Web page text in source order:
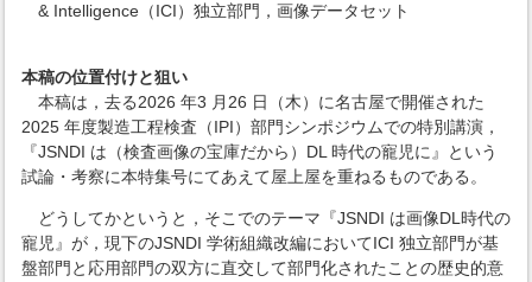
& Intelligence（ICI）独立部門，画像データセット
本稿の位置付けと狙い
本稿は，去る2026 年3 月26 日（木）に名古屋で開催された
2025 年度製造工程検査（IPI）部門シンポジウムでの特別講演，
『JSNDI は（検査画像の宝庫だから）DL 時代の寵児に』という
試論・考察に本特集号にてあえて屋上屋を重ねるものである。
どうしてかというと，そこでのテーマ『JSNDI は画像DL時代の
寵児』が，現下のJSNDI 学術組織改編においてICI 独立部門が基
盤部門と応用部門の双方に直交して部門化されたことの歴史的意